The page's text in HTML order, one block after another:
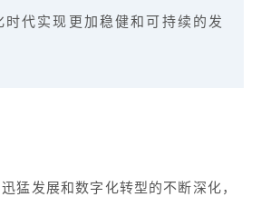
时代实现更加稳健和可持续的发
猛发展和数字化转型的不断深化，